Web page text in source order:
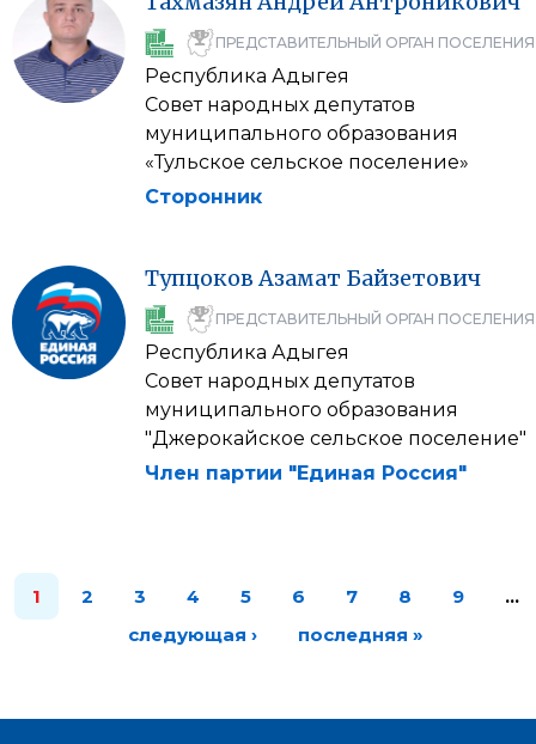
ПРЕДСТАВИТЕЛЬНЫЙ ОРГАН ПОСЕЛЕНИЯ
Республика Адыгея
Совет народных депутатов
муниципального образования
«Тульское сельское поселение»
Сторонник
Тупцоков Азамат Байзетович
ПРЕДСТАВИТЕЛЬНЫЙ ОРГАН ПОСЕЛЕНИЯ
Республика Адыгея
Совет народных депутатов
муниципального образования
"Джерокайское сельское поселение"
Член партии "Единая Россия"
1 2 3 4 5 6 7 8 9
…
следующая ›
последняя »